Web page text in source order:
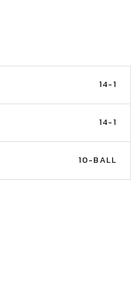
14-1
14-1
10-BALL